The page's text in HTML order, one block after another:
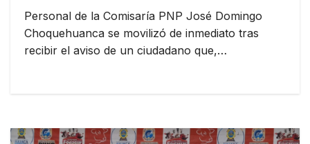
Personal de la Comisaría PNP José Domingo
Choquehuanca se movilizó de inmediato tras
recibir el aviso de un ciudadano que,…